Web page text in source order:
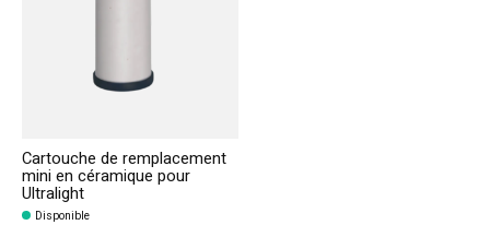
Cartouche de remplacement
mini en céramique pour
Ultralight
Disponible